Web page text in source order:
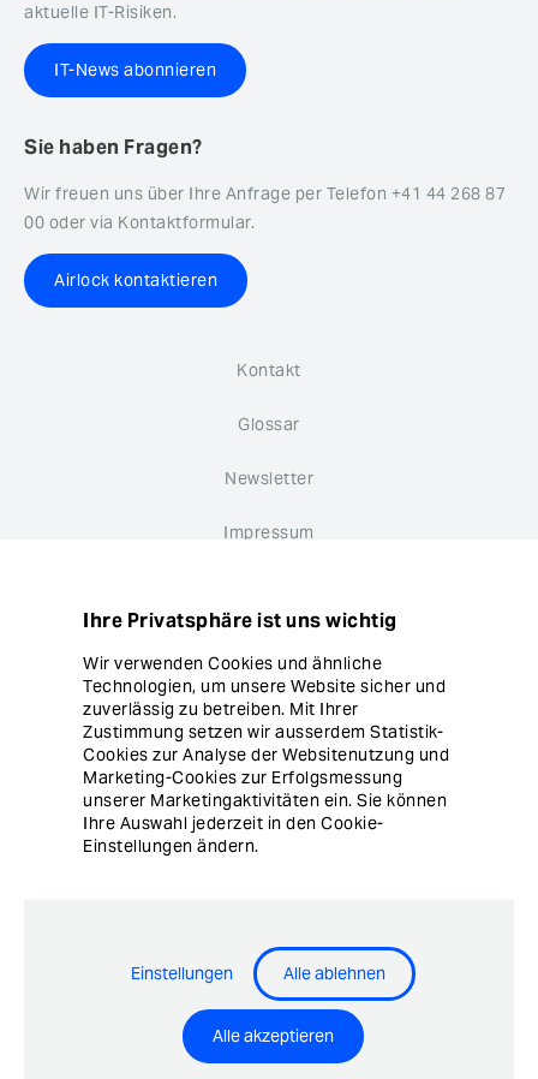
aktuelle IT-Risiken.
IT-News abonnieren
Sie haben Fragen?
Wir freuen uns über Ihre Anfrage per Telefon +41 44 268 87
00 oder via Kontaktformular.
Airlock kontaktieren
Kontakt
Glossar
Newsletter
Impressum
Cookie Einstellungen
© Copyright Ergon Informatik AG
Airlock® - Security Innovation by Ergon Informatik AG
Ihre Privatsphäre ist uns wichtig
Wir verwenden Cookies und ähnliche
Technologien, um unsere Website sicher und
zuverlässig zu betreiben. Mit Ihrer
Zustimmung setzen wir ausserdem Statistik-
Cookies zur Analyse der Websitenutzung und
Marketing-Cookies zur Erfolgsmessung
unserer Marketingaktivitäten ein. Sie können
Ihre Auswahl jederzeit in den Cookie-
Einstellungen ändern.
Einstellungen Alle ablehnen
Alle akzeptieren